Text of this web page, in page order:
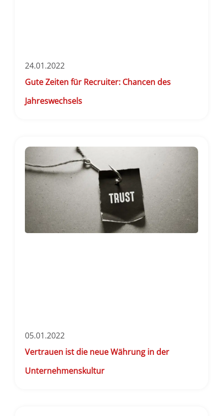
24.01.2022
Gute Zeiten für Recruiter: Chancen des
Jahreswechsels
05.01.2022
Vertrauen ist die neue Währung in der
Unternehmenskultur